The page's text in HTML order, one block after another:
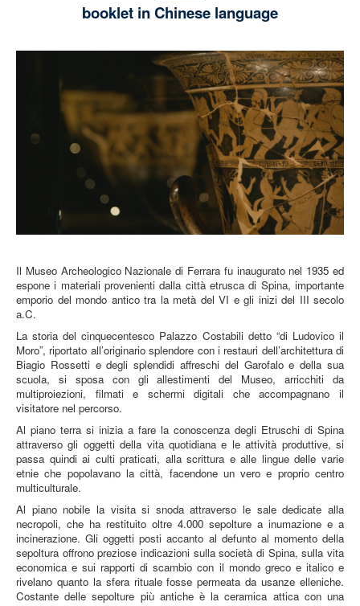
booklet in Chinese language
Il Museo Archeologico Nazionale di Ferrara fu inaugurato nel 1935 ed
espone i materiali provenienti dalla città etrusca di Spina, importante
emporio del mondo antico tra la metà del VI e gli inizi del III secolo
a.C.
La storia del cinquecentesco Palazzo Costabili detto “di Ludovico il
Moro”, riportato all’originario splendore con i restauri dell’architettura di
Biagio Rossetti e degli splendidi affreschi del Garofalo e della sua
scuola, si sposa con gli allestimenti del Museo, arricchiti da
multiproiezioni, filmati e schermi digitali che accompagnano il
visitatore nel percorso.
Al piano terra si inizia a fare la conoscenza degli Etruschi di Spina
attraverso gli oggetti della vita quotidiana e le attività produttive, si
passa quindi ai culti praticati, alla scrittura e alle lingue delle varie
etnie che popolavano la città, facendone un vero e proprio centro
multiculturale.
Al piano nobile la visita si snoda attraverso le sale dedicate alla
necropoli, che ha restituito oltre 4.000 sepolture a inumazione e a
incinerazione. Gli oggetti posti accanto al defunto al momento della
sepoltura offrono preziose indicazioni sulla società di Spina, sulla vita
economica e sui rapporti di scambio con il mondo greco e italico e
rivelano quanto la sfera rituale fosse permeata da usanze elleniche.
Costante delle sepolture più antiche è la ceramica attica con una